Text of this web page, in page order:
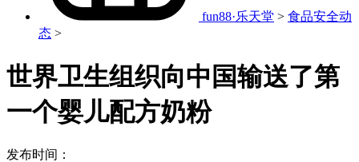
fun88·乐天堂 > 食品安全动
态 >
世界卫生组织向中国输送了第
一个婴儿配方奶粉
发布时间：